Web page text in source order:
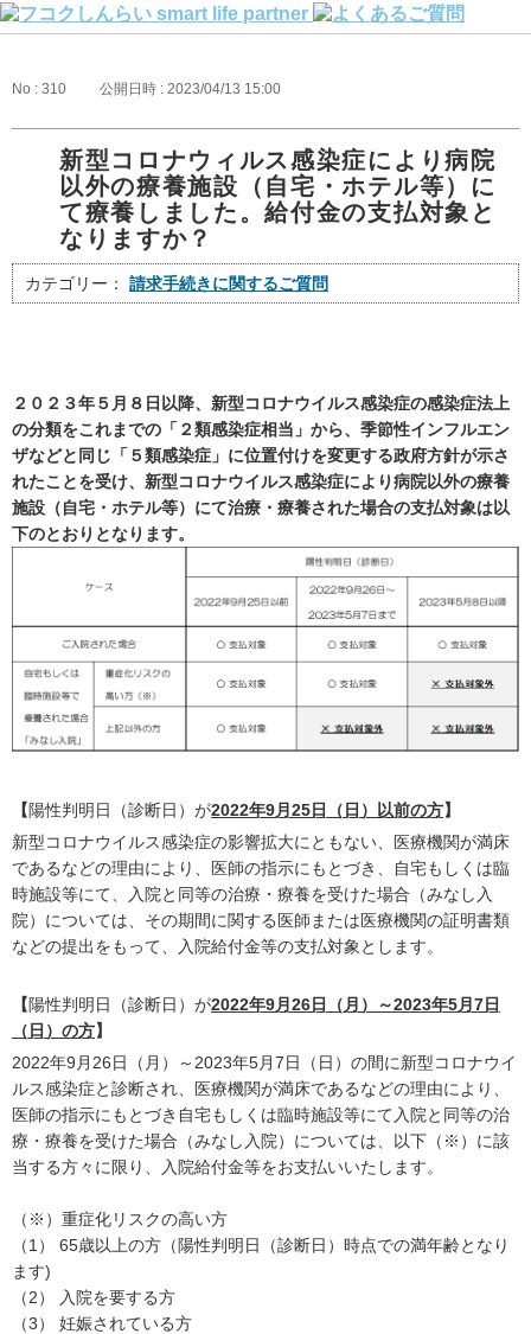
No : 310 公開日時 : 2023/04/13 15:00
新型コロナウィルス感染症により病院
以外の療養施設（自宅・ホテル等）に
て療養しました。給付金の支払対象と
なりますか？
カテゴリー： 請求手続きに関するご質問
２０２３年５月８日以降、新型コロナウイルス感染症の感染症法上
の分類をこれまでの「２類感染症相当」から、季節性インフルエン
ザなどと同じ「５類感染症」に位置付けを変更する政府方針が示さ
れたことを受け、新型コロナウイルス感染症により病院以外の療養
施設（自宅・ホテル等）にて治療・療養された場合の支払対象は以
下のとおりとなります。
【陽性判明日（診断日）が2022年9月25日（日）以前の方】
新型コロナウイルス感染症の影響拡大にともない、医療機関が満床
であるなどの理由により、医師の指示にもとづき、自宅もしくは臨
時施設等にて、入院と同等の治療・療養を受けた場合（みなし入
院）については、その期間に関する医師または医療機関の証明書類
などの提出をもって、入院給付金等の支払対象とします。
【陽性判明日（診断日）が2022年9月26日（月）～2023年5月7日
（日）の方】
2022年9月26日（月）～2023年5月7日（日）の間に新型コロナウイ
ルス感染症と診断され、医療機関が満床であるなどの理由により、
医師の指示にもとづき自宅もしくは臨時施設等にて入院と同等の治
療・療養を受けた場合（みなし入院）については、以下（※）に該
当する方々に限り、入院給付金等をお支払いいたします。
（※）重症化リスクの高い方
（1） 65歳以上の方（陽性判明日（診断日）時点での満年齢となり
ます)
（2） 入院を要する方
（3） 妊娠されている方